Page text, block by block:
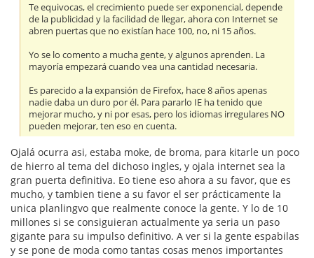
Te equivocas, el crecimiento puede ser exponencial, depende
de la publicidad y la facilidad de llegar, ahora con Internet se
abren puertas que no existían hace 100, no, ni 15 años.
Yo se lo comento a mucha gente, y algunos aprenden. La
mayoría empezará cuando vea una cantidad necesaria.
Es parecido a la expansión de Firefox, hace 8 años apenas
nadie daba un duro por él. Para pararlo IE ha tenido que
mejorar mucho, y ni por esas, pero los idiomas irregulares NO
pueden mejorar, ten eso en cuenta.
Ojalá ocurra asi, estaba moke, de broma, para kitarle un poco
de hierro al tema del dichoso ingles, y ojala internet sea la
gran puerta definitiva. Eo tiene eso ahora a su favor, que es
mucho, y tambien tiene a su favor el ser prácticamente la
unica planlingvo que realmente conoce la gente. Y lo de 10
millones si se consiguieran actualmente ya seria un paso
gigante para su impulso definitivo. A ver si la gente espabilas
y se pone de moda como tantas cosas menos importantes